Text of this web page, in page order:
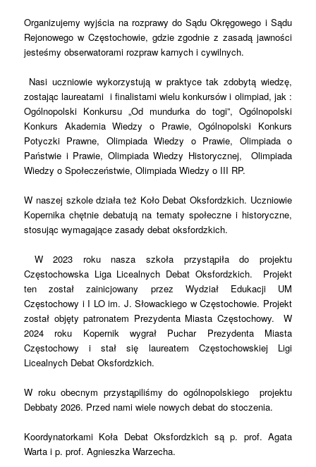
Organizujemy wyjścia na rozprawy do Sądu Okręgowego i Sądu
Rejonowego w Częstochowie, gdzie zgodnie z zasadą jawności
jesteśmy obserwatorami rozpraw karnych i cywilnych.
Nasi uczniowie wykorzystują w praktyce tak zdobytą wiedzę,
zostając laureatami i finalistami wielu konkursów i olimpiad, jak :
Ogólnopolski Konkursu „Od mundurka do togi”, Ogólnopolski
Konkurs Akademia Wiedzy o Prawie, Ogólnopolski Konkurs
Potyczki Prawne, Olimpiada Wiedzy o Prawie, Olimpiada o
Państwie i Prawie, Olimpiada Wiedzy Historycznej, Olimpiada
Wiedzy o Społeczeństwie, Olimpiada Wiedzy o III RP.
W naszej szkole działa też Koło Debat Oksfordzkich. Uczniowie
Kopernika chętnie debatują na tematy społeczne i historyczne,
stosując wymagające zasady debat oksfordzkich.
W 2023 roku nasza szkoła przystąpiła do projektu
Częstochowska Liga Licealnych Debat Oksfordzkich. Projekt
ten został zainicjowany przez Wydział Edukacji UM
Częstochowy i I LO im. J. Słowackiego w Częstochowie. Projekt
został objęty patronatem Prezydenta Miasta Częstochowy. W
2024 roku Kopernik wygrał Puchar Prezydenta Miasta
Częstochowy i stał się laureatem Częstochowskiej Ligi
Licealnych Debat Oksfordzkich.
W roku obecnym przystąpiliśmy do ogólnopolskiego projektu
Debbaty 2026. Przed nami wiele nowych debat do stoczenia.
Koordynatorkami Koła Debat Oksfordzkich są p. prof. Agata
Warta i p. prof. Agnieszka Warzecha.